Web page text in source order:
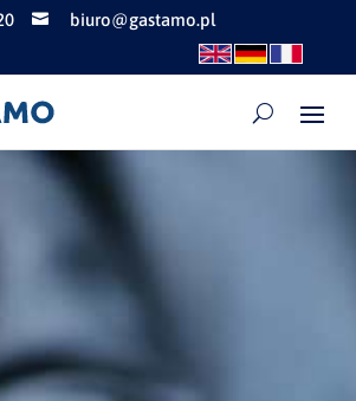
 biuro@gastamo.pl